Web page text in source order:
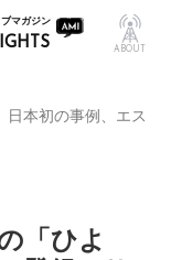
マガジン
ABOUT
日本初の事例、エス
「ひよ